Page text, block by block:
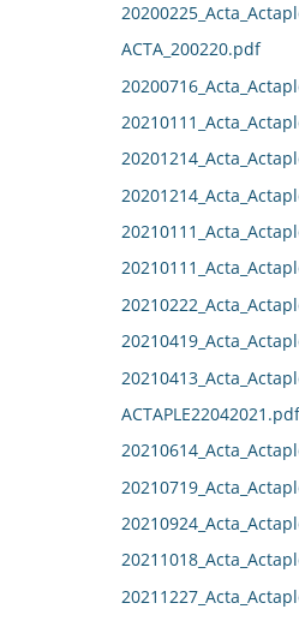
ACTA_200220.pdf
ACTAPLE22042021.pdf